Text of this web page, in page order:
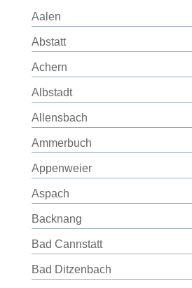
Aalen
Abstatt
Achern
Albstadt
Allensbach
Ammerbuch
Appenweier
Aspach
Backnang
Bad Cannstatt
Bad Ditzenbach